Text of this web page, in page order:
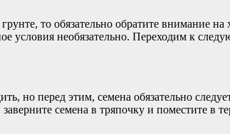
то обязательно обратите внимание
условия необязательно. Переходим к
но перед этим, семена обязательно
семена в тряпочку и поместите в